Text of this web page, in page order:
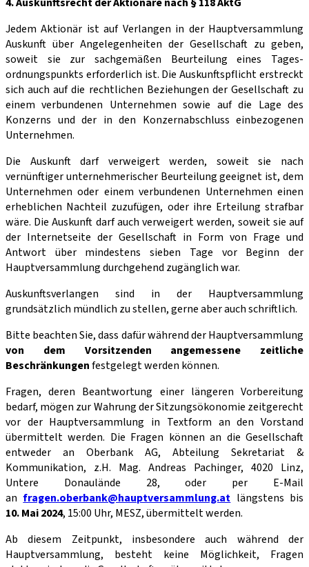
4. Auskunftsrecht der Aktionäre nach § 118 AktG
Jedem Aktionär ist auf Verlangen in der Hauptversammlung
Auskunft über Angelegen­heiten der Gesellschaft zu geben,
soweit sie zur sachgemäßen Beurteilung eines Tages­
ordnungspunkts erforderlich ist. Die Auskunftspflicht erstreckt
sich auch auf die rechtlichen Beziehungen der Gesellschaft zu
einem verbundenen Unternehmen sowie auf die Lage des
Konzerns und der in den Konzernabschluss einbezogenen
Unternehmen.
Die Auskunft darf verweigert werden, soweit sie nach
vernünftiger unternehmerischer Beurteilung geeignet ist, dem
Unternehmen oder einem verbundenen Unternehmen einen
erheblichen Nachteil zuzufügen, oder ihre Erteilung strafbar
wäre. Die Auskunft darf auch verweigert werden, soweit sie auf
der Internetseite der Gesellschaft in Form von Frage und
Antwort über mindestens sieben Tage vor Beginn der
Hauptversammlung durchgehend zugänglich war.
Auskunftsverlangen sind in der Hauptversammlung
grundsätzlich mündlich zu stellen, gerne aber auch schriftlich.
Bitte beachten Sie, dass dafür während der Hauptversammlung
von dem Vorsitzenden angemessene zeitliche
Beschränkungenfestgelegt werden können.
Fragen, deren Beantwortung einer längeren Vorbereitung
bedarf, mögen zur Wahrung der Sitzungsökonomie zeitgerecht
vor der Hauptversammlung in Textform an den Vor­stand
übermittelt werden. Die Fragen können an die Gesellschaft
entweder an Oberbank AG, Abteilung Sekretariat &
Kommunikation, z.H. Mag. Andreas Pachinger, 4020 Linz,
Untere Donaulände 28, oder per E-Mail
anfragen.oberbank@hauptversammlung.atlängstens bis
10. Mai 2024, 15:00 Uhr, MESZ, übermittelt werden.
Ab diesem Zeitpunkt, insbesondere auch während der
Hauptversammlung, besteht keine Möglichkeit, Fragen